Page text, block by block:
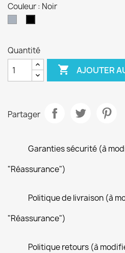
Couleur : Noir
Quantité
 AJOUTER
Partager
Garanties sécurité (à
"Réassurance")
Politique de livraison (à
"Réassurance")
Politique retours (à